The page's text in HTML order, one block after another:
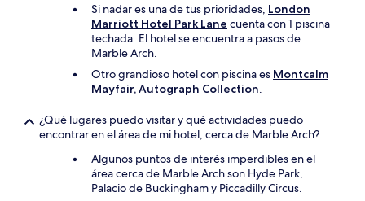
Si nadar es una de tus prioridades, London
Marriott Hotel Park Lane cuenta con 1 piscina
techada. El hotel se encuentra a pasos de
Marble Arch.
Otro grandioso hotel con piscina es Montcalm
Mayfair, Autograph Collection.
¿Qué lugares puedo visitar y qué actividades puedo
encontrar en el área de mi hotel, cerca de Marble Arch?
Algunos puntos de interés imperdibles en el
área cerca de Marble Arch son Hyde Park,
Palacio de Buckingham y Piccadilly Circus.